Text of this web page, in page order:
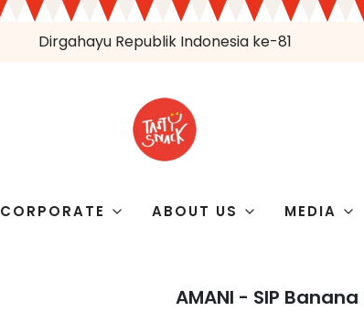
Dirgahayu Republik Indonesia ke-81
CORPORATE ABOUT US MEDIA
AMANI - SIP